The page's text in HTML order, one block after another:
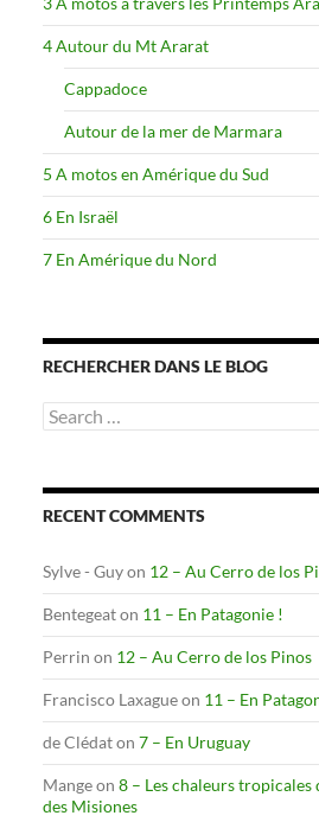
4 Autour du Mt Ararat
Cappadoce
Autour de la mer de Marmara
5 A motos en Amérique du Sud
6 En Israël
7 En Amérique du Nord
RECHERCHER DANS LE BLOG
Search
for:
RECENT COMMENTS
Sylve - Guyon 12 – Au Cerro de los
Bentegeaton 11 – En Patagonie !
Perrin on 12 – Au Cerro de los Pinos
Francisco Laxagueon 11 – En
de Clédaton 7 – En Uruguay
Mangeon 8 – Les chaleurs tropicales
des Misiones